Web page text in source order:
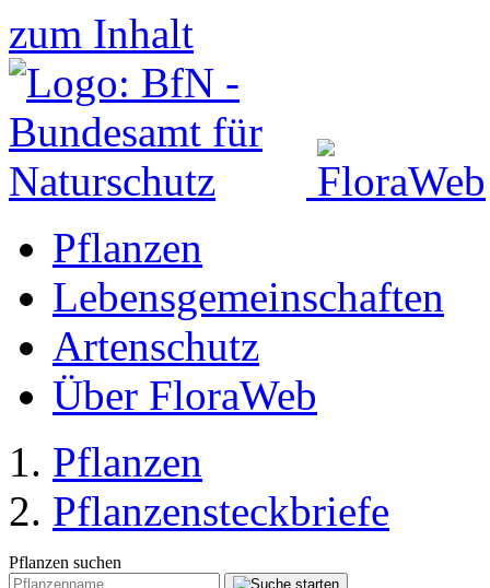
zum Inhalt
Pflanzen
Lebensgemeinschaften
Artenschutz
Über FloraWeb
Pflanzen
Pflanzensteckbriefe
Pflanzen suchen